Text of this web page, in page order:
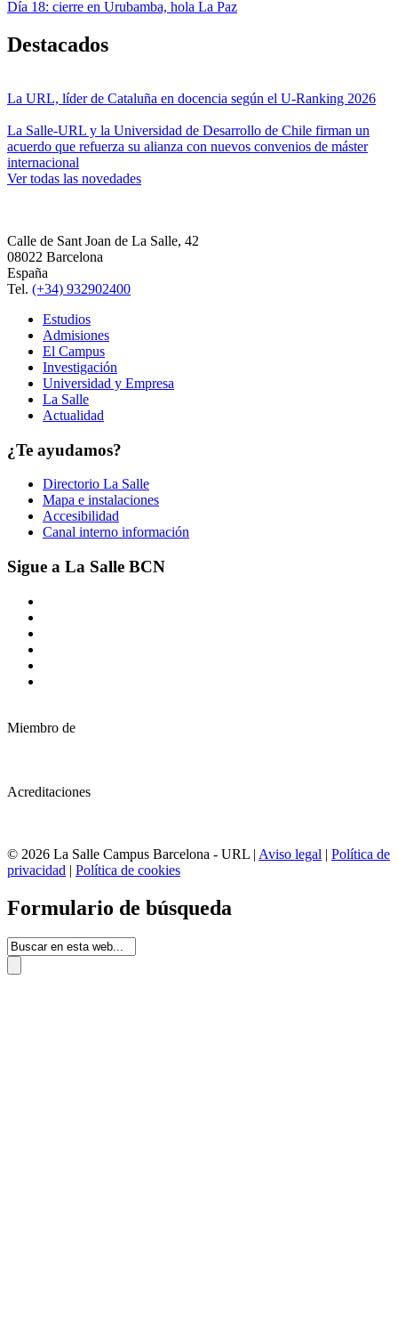
Día 18: cierre en Urubamba, hola La Paz
Destacados
La URL, líder de Cataluña en docencia según el U-Ranking 2026
La Salle-URL y la Universidad de Desarrollo de Chile firman un
acuerdo que refuerza su alianza con nuevos convenios de máster
internacional
Ver todas las novedades
Calle de Sant Joan de La Salle, 42
08022 Barcelona
España
Tel. (+34) 932902400
Estudios
Admisiones
El Campus
Investigación
Universidad y Empresa
La Salle
Actualidad
¿Te ayudamos?
Directorio La Salle
Mapa e instalaciones
Accesibilidad
Canal interno información
Sigue a La Salle BCN
Miembro de
Acreditaciones
© 2026 La Salle Campus Barcelona - URL | Aviso legal | Política de
privacidad | Política de cookies
Formulario de búsqueda